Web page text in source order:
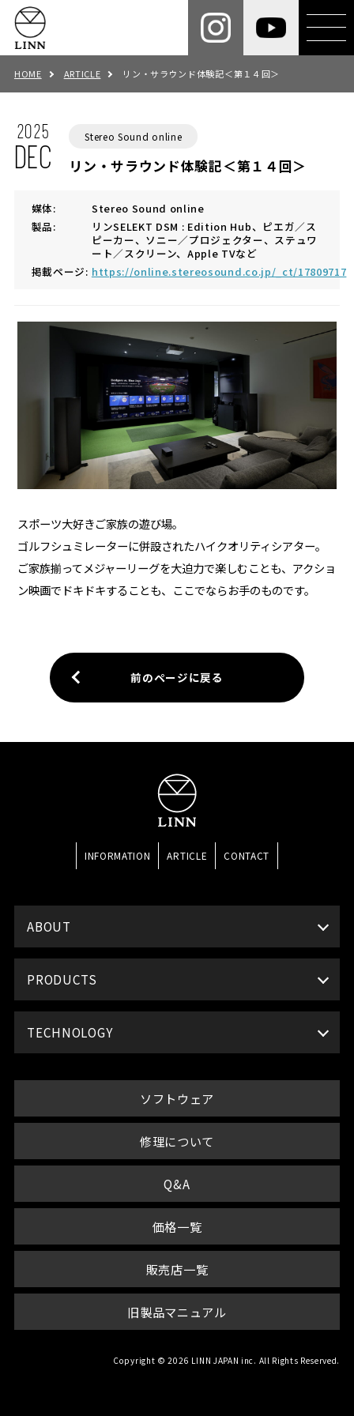
HOME ARTICLE リン・サラウンド体験記＜第１４回＞
2025
DEC
Stereo Sound online
リン・サラウンド体験記＜第１４回＞
媒体:
Stereo Sound online
製品:
リンSELEKT DSM : Edition Hub、ピエガ／ス
ピーカー、ソニー／プロジェクター、ステュワ
ート／スクリーン、Apple TVなど
掲載ページ: https://online.stereosound.co.jp/_ct/17809717
スポーツ大好きご家族の遊び場。
ゴルフシュミレーターに併設されたハイクオリティシアター。
ご家族揃ってメジャーリーグを大迫力で楽しむことも、アクショ
ン映画でドキドキすることも、ここでならお手のものです。
前のページに戻る
INFORMATION ARTICLE CONTACT
ABOUT
PRODUCTS
TECHNOLOGY
ソフトウェア
修理について
Q&A
価格一覧
販売店一覧
旧製品マニュアル
Copyright © 2026 LINN JAPAN inc. All Rights Reserved.